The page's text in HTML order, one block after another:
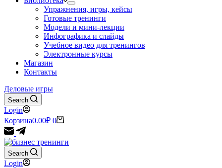
Упражнения, игры, кейсы
Готовые тренинги
Модели и мини-лекции
Инфографика и слайды
Учебное видео для тренингов
Электронные курсы
Магазин
Контакты
Деловые игры
Search
Login
Корзина0.00₽ 0
Search
Login